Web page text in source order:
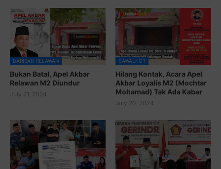
BARISAN RELAWAN
Bukan Batal, Apel Akbar
Relawan M2 Diundur
July 21, 2024
CAWALKOT
Hilang Kontak, Acara Apel
Akbar Loyalis M2 (Mochtar
Mohamad) Tak Ada Kabar
July 20, 2024